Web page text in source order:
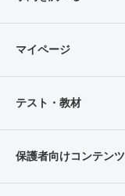
マイページ
テスト・教材
保護者向けコンテンツ